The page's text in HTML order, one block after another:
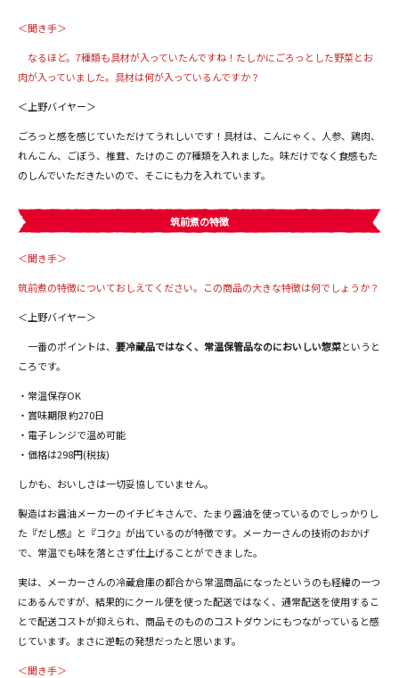
＜聞き手＞
なるほど。7種類も具材が入っていたんですね！たしかにごろっとした野菜とお
肉が入っていました。具材は何が入っているんですか？
＜上野バイヤー＞
ごろっと感を感じていただけてうれしいです！具材は、こんにゃく、人参、鶏肉、
れんこん、ごぼう、椎茸、たけのこ の7種類を入れました。味だけでなく食感もた
のしんでいただきたいので、そこにも力を入れています。
筑前煮の特徴
＜聞き手＞
筑前煮の特徴についておしえてください。この商品の大きな特徴は何でしょうか？
＜上野バイヤー＞
一番のポイントは、 要冷蔵品ではなく、常温保管品なのにおいしい惣菜というと
ころです。
・常温保存OK
・賞味期限 約270日
・電子レンジで温め可能
・価格は298円(税抜)
しかも、おいしさは一切妥協していません。
製造はお醤油メーカーのイチビキさんで、たまり醤油を使っているのでしっかりし
た『だし感』と『コク』が出ているのが特徴です。メーカーさんの技術のおかげ
で、常温でも味を落とさず仕上げることができました。
実は、メーカーさんの冷蔵倉庫の都合から常温商品になったというのも経緯の一つ
にあるんですが、結果的にクール便を使った配送ではなく、通常配送を使用するこ
とで配送コストが抑えられ、商品そのもののコストダウンにもつながっていると感
じています。まさに逆転の発想だったと思います。
＜聞き手＞